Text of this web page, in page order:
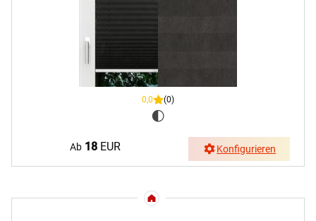
0,0 (0)
Ab 18 EUR Konfigurieren